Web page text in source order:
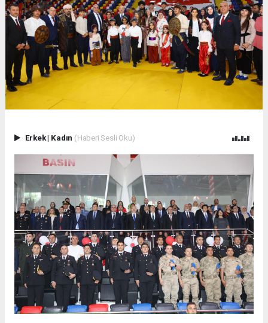
Erkek| Kadın (Haberi Sesli Oku)